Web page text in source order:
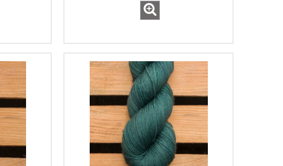
90,00 zł